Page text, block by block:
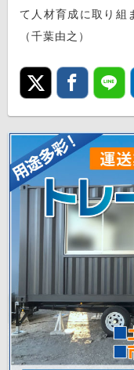
て人材育成に取り組
（千葉由之）